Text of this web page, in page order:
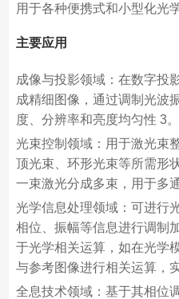
用于各种便携式和小型化光
主要应用
成像与投影领域：在数字投
成精细图像，通过调制光波
度、分辨率和亮度均匀性 3。
光束控制领域：用于激光束
顶光束、环形光束等所需形
一束激光分成多束，用于多
光学信息处理领域：可进行
相位、振幅等信息进行调制
于光学相关运算，如在光学
与参考图像进行相关运算，
全息技术领域：基于其相位